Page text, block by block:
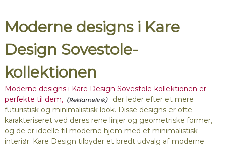
Moderne designs i Kare
Design Sovestole-
kollektionen
Moderne designs i Kare Design Sovestole-kollektionen er
perfekte til dem,
der leder efter et mere
futuristisk og minimalistisk look. Disse designs er ofte
karakteriseret ved deres rene linjer og geometriske former,
og de er ideelle til moderne hjem med et minimalistisk
interiør. Kare Design tilbyder et bredt udvalg af moderne